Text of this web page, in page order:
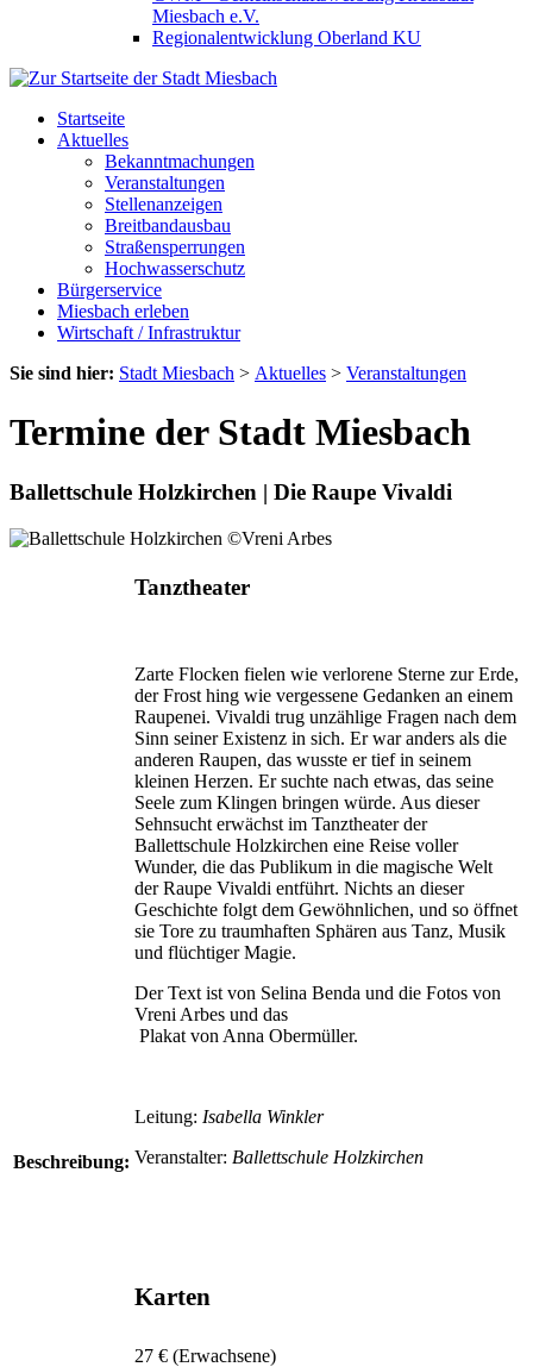
Miesbach e.V.
Regionalentwicklung Oberland KU
Startseite
Aktuelles
Bekanntmachungen
Veranstaltungen
Stellenanzeigen
Breitbandausbau
Straßensperrungen
Hochwasserschutz
Bürgerservice
Miesbach erleben
Wirtschaft / Infrastruktur
Sie sind hier: Stadt Miesbach > Aktuelles > Veranstaltungen
Termine der Stadt Miesbach
Ballettschule Holzkirchen | Die Raupe Vivaldi
Beschreibung:
Tanztheater
Zarte Flocken fielen wie verlorene Sterne zur Erde,
der Frost hing wie vergessene Gedanken an einem
Raupenei. Vivaldi trug unzählige Fragen nach dem
Sinn seiner Existenz in sich. Er war anders als die
anderen Raupen, das wusste er tief in seinem
kleinen Herzen. Er suchte nach etwas, das seine
Seele zum Klingen bringen würde. Aus dieser
Sehnsucht erwächst im Tanztheater der
Ballettschule Holzkirchen eine Reise voller
Wunder, die das Publikum in die magische Welt
der Raupe Vivaldi entführt. Nichts an dieser
Geschichte folgt dem Gewöhnlichen, und so öffnet
sie Tore zu traumhaften Sphären aus Tanz, Musik
und flüchtiger Magie.
Der Text ist von Selina Benda und die Fotos von
Vreni Arbes und das
Plakat von Anna Obermüller.
Leitung: Isabella Winkler
Veranstalter: Ballettschule Holzkirchen
Karten
27 € (Erwachsene)